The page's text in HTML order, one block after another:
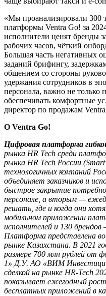
«Мы проанализировали 300
платформы Ventra Go! за
исполнители ценят бренды
рабочих часов, чёткий
Большая часть негативных
заданий брифингу,
общением со стороны
удержания сотрудников в
персонала, важно не только
обеспечивать комфортные
директор по продажам
О Ventra Go!
Цифровая платформа
рынка HR Tech среди
рынка HR Tech России
технологичных компаний
объединяет заказчиков и
быстрое закрытие
персонале, а вторым —
решать, где и когда они
мобильном приложении
исполнителей и 130
Платформа представлена
рынке Казахстана. В 2021
размере 700 млн рублей
1» Д.У. АО «ВИМ
сделкой на рынке HR-Tech
показывает ежегодный
бесплатных приложений в